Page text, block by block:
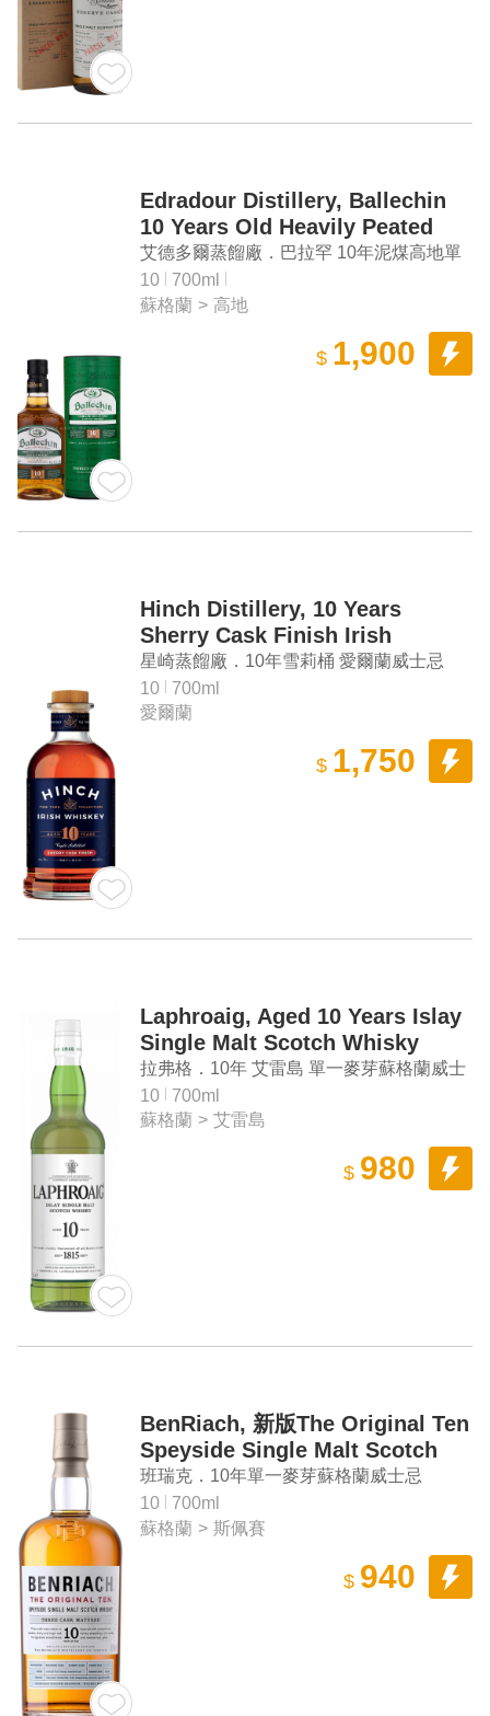
Edradour Distillery, Ballechin
10 Years Old Heavily Peated
Highland Single Malt Scotch
Whisky
艾德多爾蒸餾廠．巴拉罕 10年泥煤高地單
一麥芽蘇格蘭威士忌
10
700ml
蘇格蘭 > 高地
$ 1,900
Hinch Distillery, 10 Years
Sherry Cask Finish Irish
Whiskey
星崎蒸餾廠．10年雪莉桶 愛爾蘭威士忌
10
700ml
愛爾蘭
$ 1,750
Laphroaig, Aged 10 Years Islay
Single Malt Scotch Whisky
拉弗格．10年 艾雷島 單一麥芽蘇格蘭威士
忌
10
700ml
蘇格蘭 > 艾雷島
$ 980
BenRiach, 新版The Original Ten
Speyside Single Malt Scotch
Whisky
班瑞克．10年單一麥芽蘇格蘭威士忌
10
700ml
蘇格蘭 > 斯佩賽
$ 940